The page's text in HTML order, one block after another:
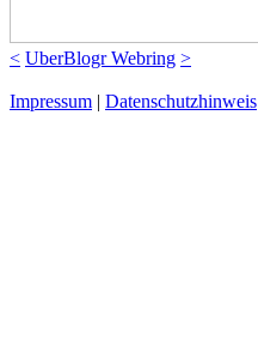
< UberBlogr Webring >
Impressum | Datenschutzhinweis